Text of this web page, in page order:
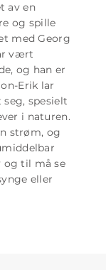
av en
og spille
med Georg
vært
og han er
Erik lar
spesielt
i naturen.
strøm, og
og til må se
eller